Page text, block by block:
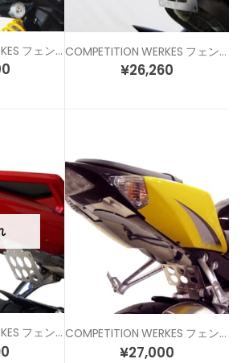
COMPETITION WERKES フェンダーレスキット DUCATI ハイパーモタード COMPETITION WERKES フェンダーレスキット DUCATI1299/959パニガーレ
¥26,260
COMPETITION WERKES フェンダーレスキット FZ-1 (06-13) COMPETITION WERKES フェンダーレスキット GSX-R1000 (05-06)
¥27,000